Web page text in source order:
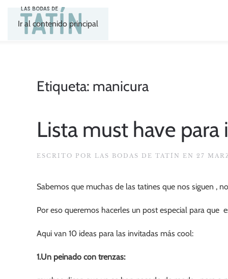
Ir al contenido principal
Etiqueta: manicura
Lista must have para
ESCRITO POR LAS BODAS DE TATÍN EN 27
Sabemos que muchas de las tatines que nos siguen ,
Por eso queremos hacerles un post especial para que
Aqui van 10 ideas para las invitadas más cool:
1.Un peinado con trenzas: